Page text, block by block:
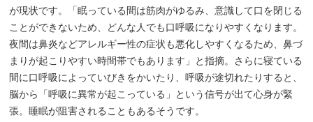
が現状です。「眠っている間は筋肉がゆるみ、意識して口を閉じる
ことができないため、どんな人でも口呼吸になりやすくなります。
夜間は鼻炎などアレルギー性の症状も悪化しやすくなるため、鼻づ
まりが起こりやすい時間帯でもあります」と指摘。さらに寝ている
間に口呼吸によっていびきをかいたり、呼吸が途切れたりすると、
脳から「呼吸に異常が起こっている」という信号が出て心身が緊
張。睡眠が阻害されることもあるそうです。